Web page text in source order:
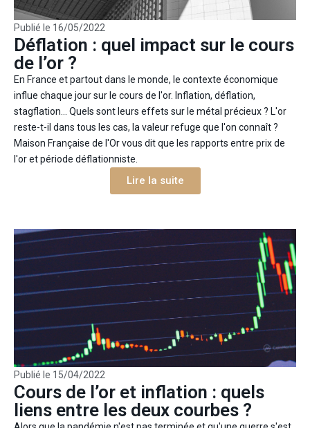
Publié le 16/05/2022
Déflation : quel impact sur le cours
de l’or ?
En France et partout dans le monde, le contexte économique
influe chaque jour sur le cours de l'or. Inflation, déflation,
stagflation... Quels sont leurs effets sur le métal précieux ? L'or
reste-t-il dans tous les cas, la valeur refuge que l'on connaît ?
Maison Française de l'Or vous dit que les rapports entre prix de
l'or et période déflationniste.
Lire la suite
Publié le 15/04/2022
Cours de l’or et inflation : quels
liens entre les deux courbes ?